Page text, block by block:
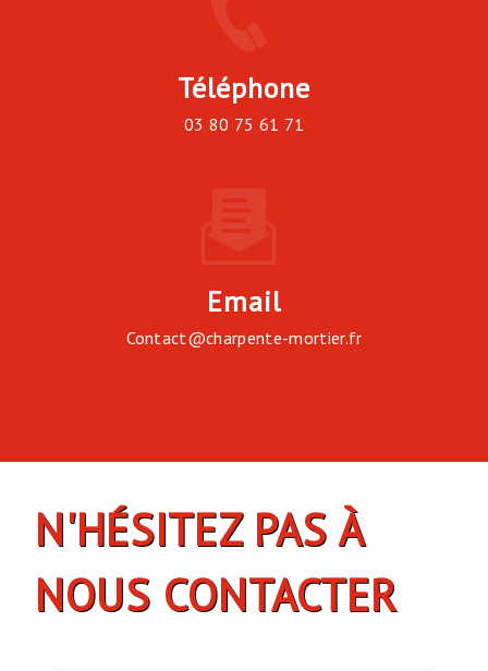
Téléphone
03 80 75 61 71
Email
contact@charpente-mortier.fr
N'HÉSITEZ PAS À
NOUS CONTACTER